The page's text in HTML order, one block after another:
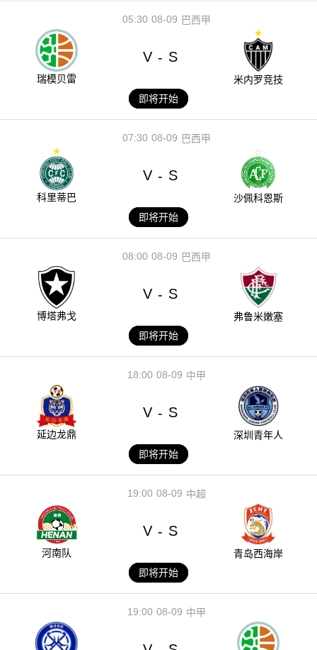
08-09
05:30 巴西甲
瑞模贝雷
V - S
米内罗竞技
即将开始
08-09
07:30 巴西甲
科里蒂巴
V - S
沙佩科恩斯
即将开始
08-09
08:00 巴西甲
博塔弗戈
V - S
弗鲁米嫩塞
即将开始
08-09
18:00 中甲
延边龙鼎
V - S
深圳青年人
即将开始
08-09
19:00 中超
河南队
V - S
青岛西海岸
即将开始
08-09
19:00 中甲